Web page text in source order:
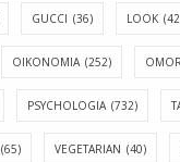
GUCCI (36) LOOK
OIKONOMIA (252)
PSYCHOLOGIA (732)
(65) VEGETARIAN (40)